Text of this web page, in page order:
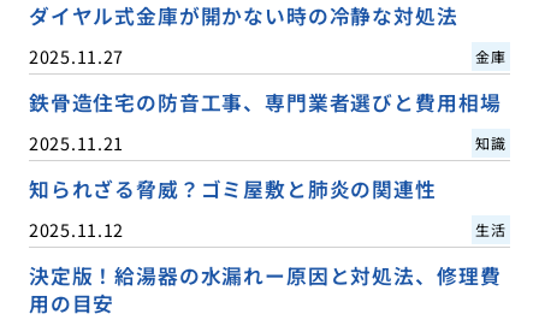
ダイヤル式金庫が開かない時の冷静な対処法
2025.11.27 金庫
鉄骨造住宅の防音工事、専門業者選びと費用相場
2025.11.21 知識
知られざる脅威？ゴミ屋敷と肺炎の関連性
2025.11.12 生活
決定版！給湯器の水漏れー原因と対処法、修理費
用の目安